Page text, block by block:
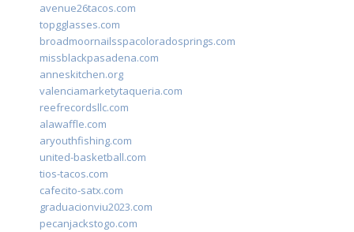
avenue26tacos.com
topgglasses.com
broadmoornailsspacoloradosprings.com
missblackpasadena.com
anneskitchen.org
valenciamarketytaqueria.com
reefrecordsllc.com
alawaffle.com
aryouthfishing.com
united-basketball.com
tios-tacos.com
cafecito-satx.com
graduacionviu2023.com
pecanjackstogo.com